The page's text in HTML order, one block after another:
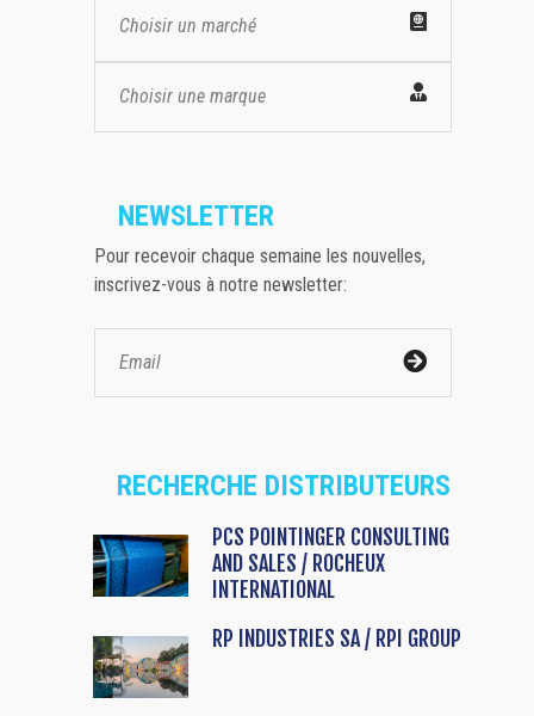
Choisir un marché
Choisir une marque
NEWSLETTER
Pour recevoir chaque semaine les nouvelles,
inscrivez-vous à notre newsletter:
RECHERCHE DISTRIBUTEURS
PCS POINTINGER CONSULTING
AND SALES / ROCHEUX
INTERNATIONAL
RP INDUSTRIES SA / RPI GROUP